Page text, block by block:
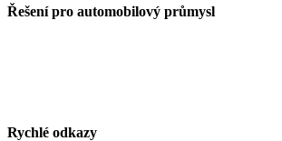
Řešení pro automobilový průmysl
Rychlé odkazy